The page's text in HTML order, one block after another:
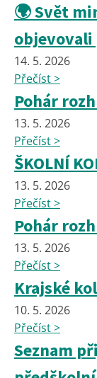
🌍 Svět
objevovali
14. 5. 2026
Přečíst >
Pohár
13. 5. 2026
Přečíst >
ŠKOLNÍ
13. 5. 2026
Přečíst >
Pohár
13. 5. 2026
Přečíst >
Krajské
10. 5. 2026
Přečíst >
Seznam